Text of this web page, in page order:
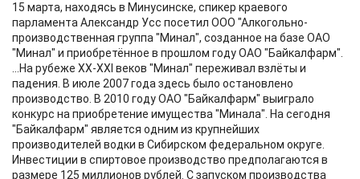
15 марта, находясь в Минусинске, спикер краевого
парламента Александр Усс посетил ООО "Алкогольно-
производственная группа "Минал", созданное на базе ОАО
"Минал" и приобретённое в прошлом году ОАО "Байкалфарм".
...На рубеже ХХ-ХХI веков "Минал" переживал взлёты и
падения. В июле 2007 года здесь было остановлено
производство. В 2010 году ОАО "Байкалфарм" выиграло
конкурс на приобретение имущества "Минала". На сегодня
"Байкалфарм" является одним из крупнейших
производителей водки в Сибирском федеральном округе.
Инвестиции в спиртовое производство предполагаются в
размере 125 миллионов рублей. С запуском производства